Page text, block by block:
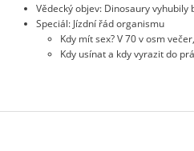
Vědecký objev: Dinosaury vyhubily
Speciál: Jízdní řád organismu
Kdy mít sex? V 70 v osm
Kdy usínat a kdy vyrazit do